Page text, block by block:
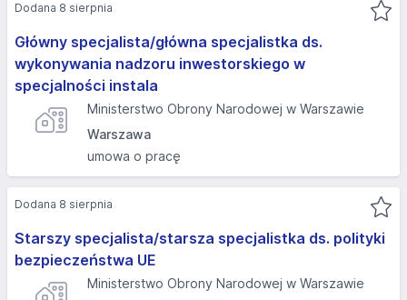
Główny specjalista/główna specjalistka ds.
wykonywania nadzoru inwestorskiego w
specjalności instala
Ministerstwo Obrony Narodowej w Warszawie
Warszawa
umowa o pracę
Dodana 8 sierpnia
Starszy specjalista/starsza specjalistka ds. polityki
bezpieczeństwa UE
Ministerstwo Obrony Narodowej w Warszawie
Dodana 8 sierpnia